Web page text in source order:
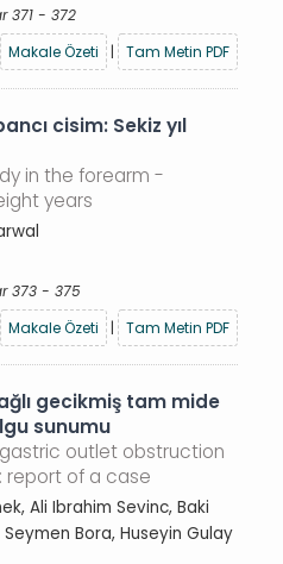
371 - 372
Makale Özeti
| Tam Metin PDF
cisim: Sekiz yıl
in the forearm -
years
373 - 375
Makale Özeti
| Tam Metin PDF
gecikmiş tam mide
sunumu
outlet obstruction
report of a case
Ali Ibrahim Sevinc, Baki
Bora, Huseyin Gulay